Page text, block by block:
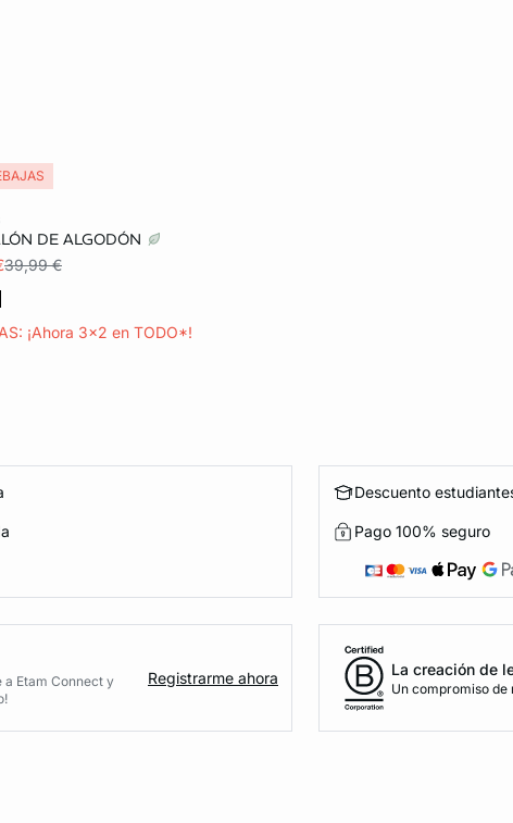
DE ALGODÓN
39,99 €
¡Ahora 3x2 en TODO*!
Descuento
Pago 100% seguro
a Etam Connect y
Registrarme ahora La creación de
Un compromiso